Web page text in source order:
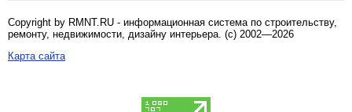
Copyright by RMNT.RU - информационная система по строительству,
ремонту, недвижимости, дизайну интерьера. (c) 2002—2026
Карта сайта